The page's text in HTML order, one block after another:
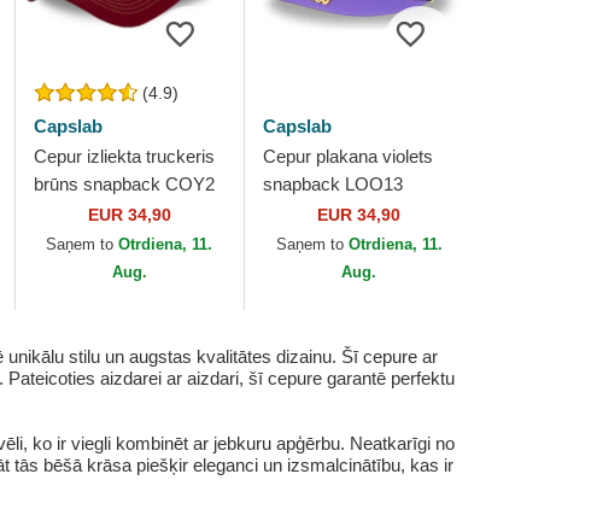
(4.9)
Capslab
Cepur izliekta truckeris
brūns snapback COY2
Koijots Looney Tunes
no Capslab
EUR 34,90
Saņem toOtrdiena, 11.
Aug.
Capslab
Cepur plakana violets
snapback LOO13
DTCB Koijots Looney
Tunes no Capslab
EUR 34,90
Saņem to Otrdiena, 11.
Aug.
stilu un augstas kvalitātes dizainu. Šī cepure ar
aizdarei ar aizdari, šī cepure garantē perfektu
ko ir viegli kombinēt ar jebkuru apģērbu. Neatkarīgi no
tās bēšā krāsa piešķir eleganci un izsmalcinātību, kas ir